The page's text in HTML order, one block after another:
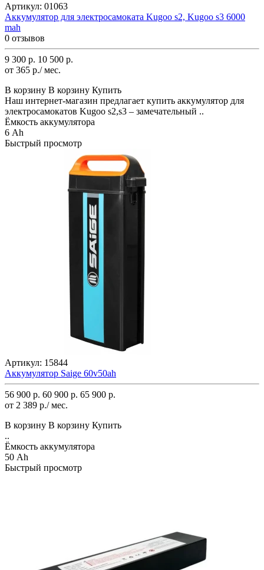
Артикул: 01063
Аккумулятор для электросамоката Kugoo s2, Kugoo s3 6000
mah
0 отзывов
9 300 р. 10 500 р.
от 365 р./ мес.
В корзину В корзину Купить
Наш интернет-магазин предлагает купить аккумулятор для
электросамокатов Kugoo s2,s3 – замечательный ..
Ёмкость аккумулятора
6 Ah
Быстрый просмотр
Артикул: 15844
Аккумулятор Saige 60v50ah
56 900 р. 60 900 р. 65 900 р.
от 2 389 р./ мес.
В корзину В корзину Купить
..
Ёмкость аккумулятора
50 Ah
Быстрый просмотр